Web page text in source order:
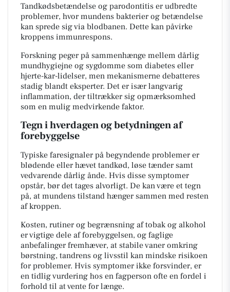
Tandkødsbetændelse og parodontitis er udbredte
problemer, hvor mundens bakterier og betændelse
kan sprede sig via blodbanen. Dette kan påvirke
kroppens immunrespons.
Forskning peger på sammenhænge mellem dårlig
mundhygiejne og sygdomme som diabetes eller
hjerte-kar-lidelser, men mekanismerne debatteres
stadig blandt eksperter. Det er især langvarig
inflammation, der tiltrækker sig opmærksomhed
som en mulig medvirkende faktor.
Tegn i hverdagen og betydningen af
forebyggelse
Typiske faresignaler på begyndende problemer er
blødende eller hævet tandkød, løse tænder samt
vedvarende dårlig ånde. Hvis disse symptomer
opstår, bør det tages alvorligt. De kan være et tegn
på, at mundens tilstand hænger sammen med resten
af kroppen.
Kosten, rutiner og begrænsning af tobak og alkohol
er vigtige dele af forebyggelsen, og faglige
anbefalinger fremhæver, at stabile vaner omkring
børstning, tandrens og livsstil kan mindske risikoen
for problemer. Hvis symptomer ikke forsvinder, er
en tidlig vurdering hos en fagperson ofte en fordel i
forhold til at vente for længe.